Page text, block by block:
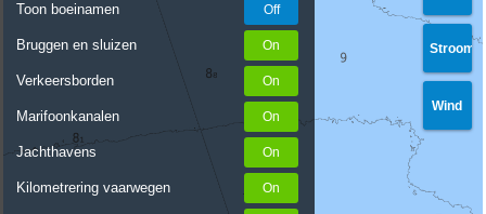
Toon boeinamen
Bruggen en sluizen
Verkeersborden
Marifoonkanalen
Jachthavens
Kilometrering vaarwegen
Stroom
Wind